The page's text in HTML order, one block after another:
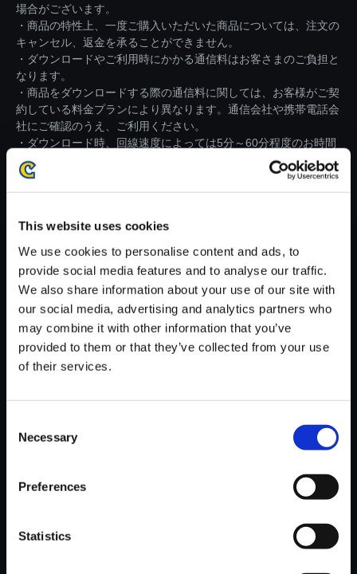
This website uses cookies
We use cookies to personalise content and ads, to
provide social media features and to analyse our traffic.
We also share information about your use of our site with
our social media, advertising and analytics partners who
may combine it with other information that you’ve
provided to them or that they’ve collected from your use
of their services.
Selection
Necessary
Preferences
Statistics
場合がございます。
・商品の特性上、一度ご購入いただいた商品については、注文の
キャンセル、返金を承ることができません。
・ダウンロードやご利用時にかかる通信料はお客さまのご負担と
なります。
・商品をダウンロードする際の通信料に関しては、お客様がご契
約している料金プランにより異なります。通信会社や携帯電話会
社にご確認のうえ、ご利用ください。
・ダウンロード時、回線速度によっては5分～60分程度のお時間
がかかる場合がございます。
※ご購入いただいたファイルのダウンロードの際には、通信環境
が安定しているWifi環境でお試しください。
【単曲】バイオハザード リベレ
ーションズ2 オフィシャル・サ
ウンドトラック Revelations -Pr